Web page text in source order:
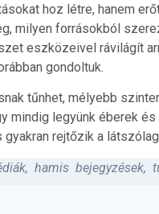
hoz létre, hanem
milyen forrásokból
eszközeivel rávilágít
gondoltuk.
tűnhet, mélyebb
legyünk éberek és
rejtőzik a
, hamis bejegyzések,